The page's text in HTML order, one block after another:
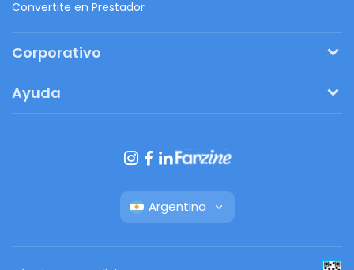
Convertite en Prestador
Corporativo
Regalos originales
Ayuda
Botón de arrepentimiento
Argentina